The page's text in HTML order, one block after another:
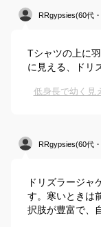
RRgypsies(60代
Tシャツの上に
に見える、ドリ
低身長で幼く見
RRgypsies(60代
ドリズラージャ
す。寒いときは
択肢が豊富で、